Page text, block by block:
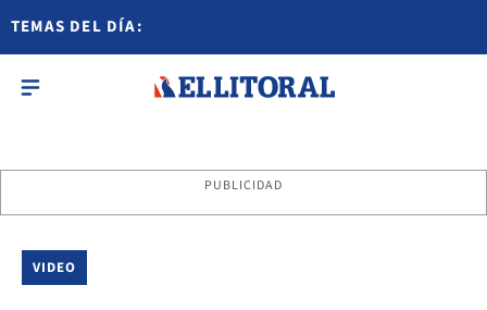
TEMAS DEL DÍA:
PUBLICIDAD
VIDEO